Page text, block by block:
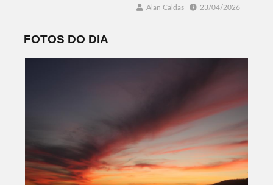
Alan Caldas 23/04/2026
FOTOS DO DIA